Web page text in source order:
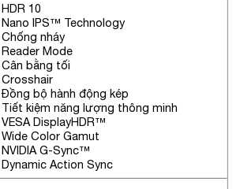
HDR 10
Nano IPS™ Technology
Chống nháy
Reader Mode
Cân bằng tối
Crosshair
Đồng bộ hành động kép
Tiết kiệm năng lượng thông minh
VESA DisplayHDR™
Wide Color Gamut
NVIDIA G-Sync™
Dynamic Action Sync